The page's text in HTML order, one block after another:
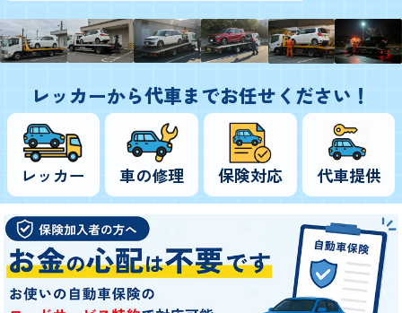
レッカーから代車までお任せください！
レッカー 車の修理 保険対応 代車提供